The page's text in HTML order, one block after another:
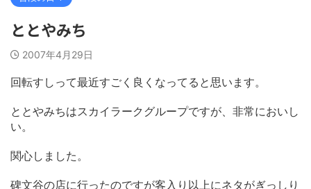
ととやみち
2007年4月29日
回転すしって最近すごく良くなってると思います。
ととやみちはスカイラークグループですが、非常においし
い。
関心しました。
碑文谷の店に行ったのですが客入り以上にネタがぎっしり